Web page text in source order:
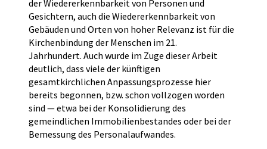
der Wiedererkennbarkeit von Personen und
Gesichtern, auch die Wiedererkennbarkeit von
Gebäuden und Orten von hoher Relevanz ist für die
Kirchenbindung der Menschen im 21.
Jahrhundert. Auch wurde im Zuge dieser Arbeit
deutlich, dass viele der künftigen
gesamtkirchlichen Anpassungsprozesse hier
bereits begonnen, bzw. schon vollzogen worden
sind — etwa bei der Konsolidierung des
gemeindlichen Immobilienbestandes oder bei der
Bemessung des Personalaufwandes.